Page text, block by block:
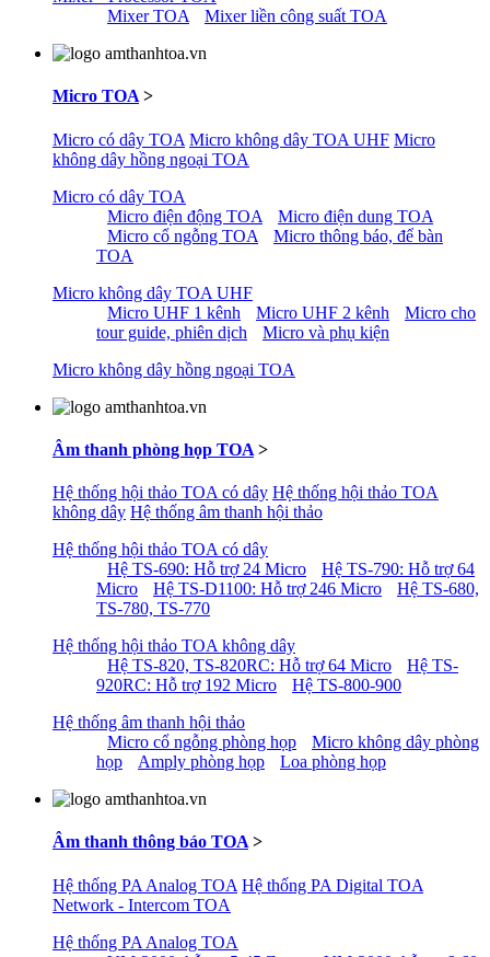
Mixer TOA
Mixer liền công suất TOA
Micro TOA >
Micro có dây TOA Micro không dây TOA UHF Micro
không dây hồng ngoại TOA
Micro có dây TOA
Micro điện động TOA
Micro điện dung TOA
Micro cổ ngỗng TOA
Micro thông báo, để bàn
TOA
Micro không dây TOA UHF
Micro UHF 1 kênh
Micro UHF 2 kênh
Micro cho
tour guide, phiên dịch
Micro và phụ kiện
Micro không dây hồng ngoại TOA
Âm thanh phòng họp TOA >
Hệ thống hội thảo TOA có dây Hệ thống hội thảo TOA
không dây Hệ thống âm thanh hội thảo
Hệ thống hội thảo TOA có dây
Hệ TS-690: Hỗ trợ 24 Micro
Hệ TS-790: Hỗ trợ 64
Micro
Hệ TS-D1100: Hỗ trợ 246 Micro
Hệ TS-680,
TS-780, TS-770
Hệ thống hội thảo TOA không dây
Hệ TS-820, TS-820RC: Hỗ trợ 64 Micro
Hệ TS-
920RC: Hỗ trợ 192 Micro
Hệ TS-800-900
Hệ thống âm thanh hội thảo
Micro cổ ngỗng phòng họp
Micro không dây phòng
họp
Amply phòng họp Loa phòng họp
Âm thanh thông báo TOA >
Hệ thống PA Analog TOA Hệ thống PA Digital TOA
Network - Intercom TOA
Hệ thống PA Analog TOA